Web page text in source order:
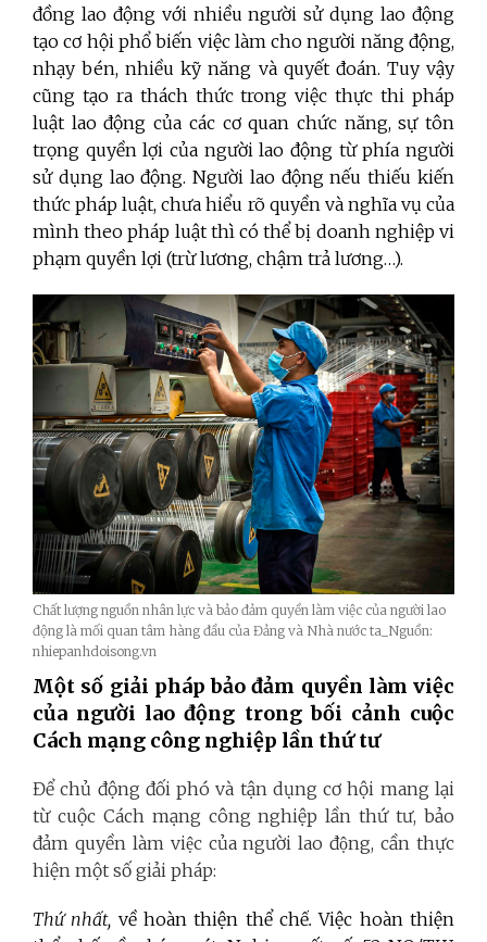
đồng lao động với nhiều người sử dụng lao động
tạo cơ hội phổ biến việc làm cho người năng động,
nhạy bén, nhiều kỹ năng và quyết đoán. Tuy vậy
cũng tạo ra thách thức trong việc thực thi pháp
luật lao động của các cơ quan chức năng, sự tôn
trọng quyền lợi của người lao động từ phía người
sử dụng lao động. Người lao động nếu thiếu kiến
thức pháp luật, chưa hiểu rõ quyền và nghĩa vụ của
mình theo pháp luật thì có thể bị doanh nghiệp vi
phạm quyền lợi (trừ lương, chậm trả lương…).
Chất lượng nguồn nhân lực và bảo đảm quyền làm việc của người lao
động là mối quan tâm hàng đầu của Đảng và Nhà nước ta_Nguồn:
nhiepanhdoisong.vn
Một số giải pháp bảo đảm quyền làm việc
của người lao động trong bối cảnh cuộc
Cách mạng công nghiệp lần thứ tư
Để chủ động đối phó và tận dụng cơ hội mang lại
từ cuộc Cách mạng công nghiệp lần thứ tư, bảo
đảm quyền làm việc của người lao động, cần thực
hiện một số giải pháp:
Thứ nhất, về hoàn thiện thể chế. Việc hoàn thiện